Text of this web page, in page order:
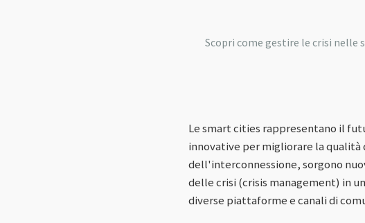
Scopri come gestire le crisi
Le smart cities rappresentano il
innovative per migliorare la
dell'interconnessione, sorgono
delle crisi (crisis management) in
diverse piattaforme e canali di